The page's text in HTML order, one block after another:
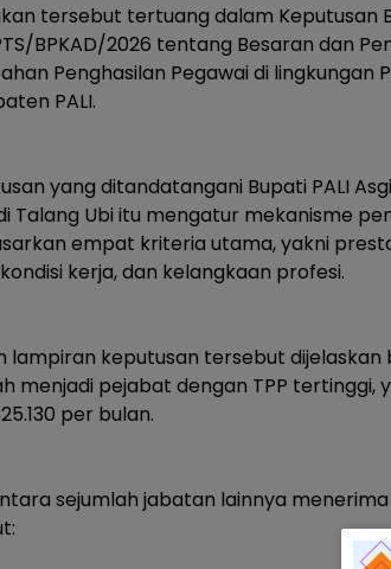
tersebut tertuang dalam Keputusan
BPKAD/2026 tentang Besaran dan
Penghasilan Pegawai di lingkungan
PALI.
yang ditandatangani Bupati PALI
Talang Ubi itu mengatur mekanisme
empat kriteria utama, yakni
kerja, dan kelangkaan profesi.
lampiran keputusan tersebut dijelaskan
menjadi pejabat dengan TPP tertinggi,
per bulan.
sejumlah jabatan lainnya menerima